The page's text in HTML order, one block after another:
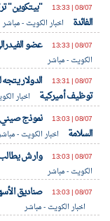
08/07 | 13:33
"بيتكوين"
الفائدة
اخبار الكويت - مباشر
08/07 | 13:33
عضو
الكويت - مباشر
08/07 | 13:31
الدولار
توظيف أميركية
اخبار
08/07 | 13:03
نموذج صيني
السلامة
اخبار الكويت -
08/07 | 13:03
وارش يطالب
الكويت - مباشر
08/07 | 13:03
صناديق
اخبار الكويت - مباشر